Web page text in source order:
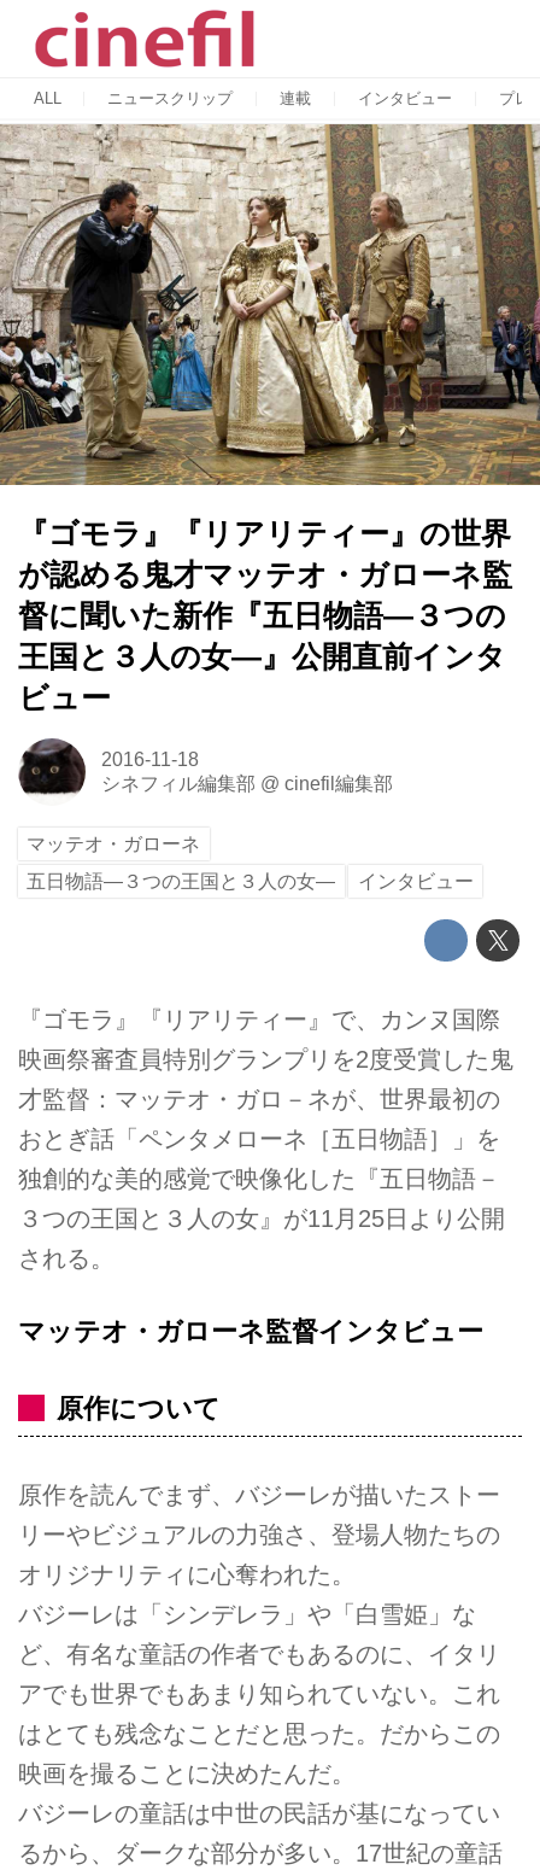
ALL ニュースクリップ 連載 インタビュー プレ
『ゴモラ』『リアリティー』の世界
が認める鬼才マッテオ・ガローネ監
督に聞いた新作『五日物語—３つの
王国と３人の女—』公開直前インタ
ビュー
2016-11-18
シネフィル編集部 @ cinefil編集部
マッテオ・ガローネ
五日物語—３つの王国と３人の女—
インタビュー
『ゴモラ』『リアリティー』で、カンヌ国際
映画祭審査員特別グランプリを2度受賞した鬼
才監督：マッテオ・ガロ－ネが、世界最初の
おとぎ話「ペンタメローネ［五日物語］」を
独創的な美的感覚で映像化した『五日物語－
３つの王国と３人の女』が11月25日より公開
される。
マッテオ・ガローネ監督インタビュー
原作について
原作を読んでまず、バジーレが描いたストー
リーやビジュアルの力強さ、登場人物たちの
オリジナリティに心奪われた。
バジーレは「シンデレラ」や「白雪姫」な
ど、有名な童話の作者でもあるのに、イタリ
アでも世界でもあまり知られていない。これ
はとても残念なことだと思った。だからこの
映画を撮ることに決めたんだ。
バジーレの童話は中世の民話が基になってい
るから、ダークな部分が多い。17世紀の童話